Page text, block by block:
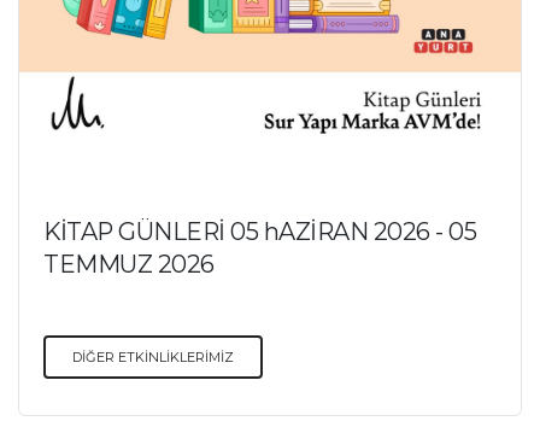
KİTAP GÜNLERİ 05 hAZİRAN 2026 - 05
TEMMUZ 2026
DİĞER ETKİNLİKLERİMİZ